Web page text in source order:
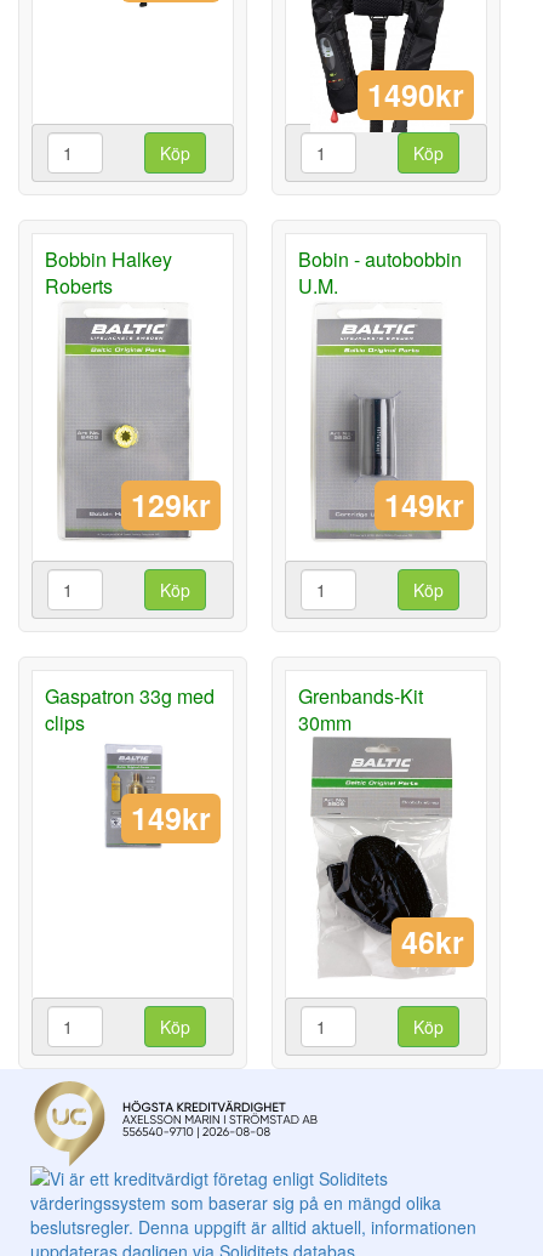
Köp
1490kr
Köp
Bobbin Halkey
Roberts
129kr
Köp
Bobin - autobobbin
U.M.
149kr
Köp
Gaspatron 33g med
clips
149kr
Köp
Grenbands-Kit
30mm
46kr
Köp